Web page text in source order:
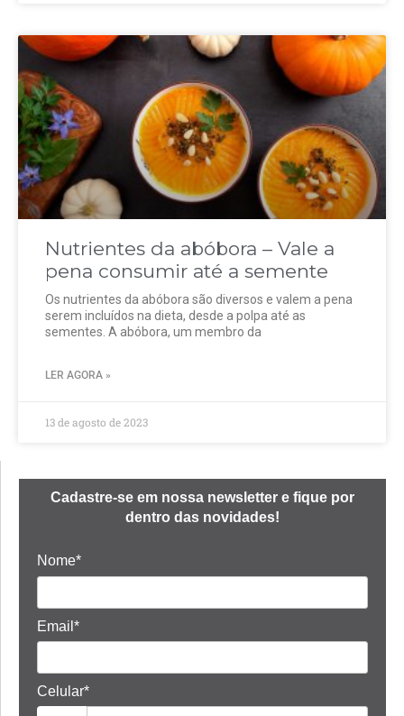
Nutrientes da abóbora – Vale a
pena consumir até a semente
Os nutrientes da abóbora são diversos e valem a pena
serem incluídos na dieta, desde a polpa até as
sementes. A abóbora, um membro da
LER AGORA »
13 de agosto de 2023
Cadastre-se em nossa newsletter e fique por
dentro das novidades!
Nome*
Email*
Celular*